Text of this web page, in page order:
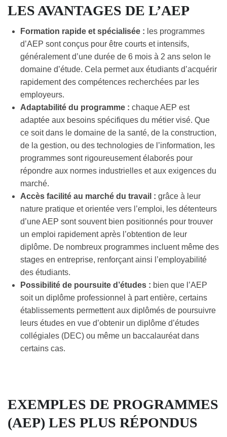
LES AVANTAGES DE L’AEP
Formation rapide et spécialisée : les programmes
d’AEP sont conçus pour être courts et intensifs,
généralement d’une durée de 6 mois à 2 ans selon le
domaine d’étude. Cela permet aux étudiants d’acquérir
rapidement des compétences recherchées par les
employeurs.
Adaptabilité du programme : chaque AEP est
adaptée aux besoins spécifiques du métier visé. Que
ce soit dans le domaine de la santé, de la construction,
de la gestion, ou des technologies de l’information, les
programmes sont rigoureusement élaborés pour
répondre aux normes industrielles et aux exigences du
marché.
Accès facilité au marché du travail : grâce à leur
nature pratique et orientée vers l’emploi, les détenteurs
d’une AEP sont souvent bien positionnés pour trouver
un emploi rapidement après l’obtention de leur
diplôme. De nombreux programmes incluent même des
stages en entreprise, renforçant ainsi l’employabilité
des étudiants.
Possibilité de poursuite d’études : bien que l’AEP
soit un diplôme professionnel à part entière, certains
établissements permettent aux diplômés de poursuivre
leurs études en vue d’obtenir un diplôme d’études
collégiales (DEC) ou même un baccalauréat dans
certains cas.
EXEMPLES DE PROGRAMMES
(AEP) LES PLUS RÉPONDUS